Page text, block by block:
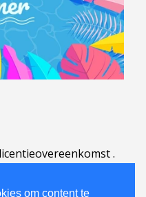
om content te
licentieovereenkomst.
| Português